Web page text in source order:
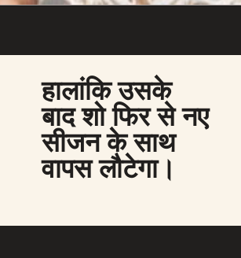
हालांकि उसके
बाद शो फिर से नए
सीजन के साथ
वापस लौटेगा।